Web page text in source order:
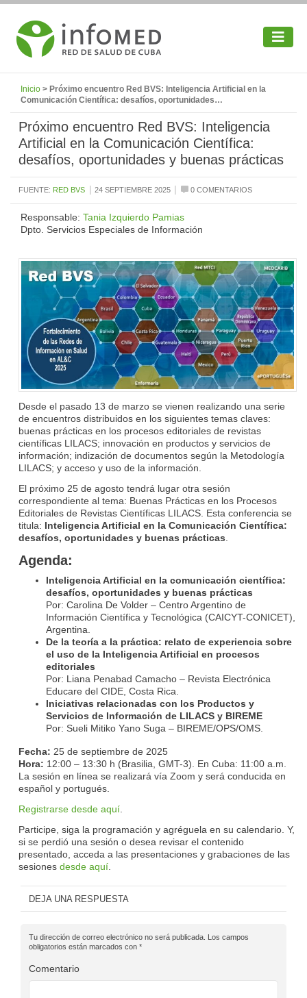
Inicio > Próximo encuentro Red BVS: Inteligencia Artificial en la
Comunicación Científica: desafíos, oportunidades…
Próximo encuentro Red BVS: Inteligencia
Artificial en la Comunicación Científica:
desafíos, oportunidades y buenas prácticas
FUENTE: RED BVS | 24 SEPTIEMBRE 2025 | 0 COMENTARIOS
Responsable: Tania Izquierdo Pamias
Dpto. Servicios Especiales de Información
Desde el pasado 13 de marzo se vienen realizando una serie
de encuentros distribuidos en los siguientes temas claves:
buenas prácticas en los procesos editoriales de revistas
científicas LILACS; innovación en productos y servicios de
información; indización de documentos según la Metodología
LILACS; y acceso y uso de la información.
El próximo 25 de agosto tendrá lugar otra sesión
correspondiente al tema: Buenas Prácticas en los Procesos
Editoriales de Revistas Científicas LILACS. Esta conferencia se
titula: Inteligencia Artificial en la Comunicación Científica:
desafíos, oportunidades y buenas prácticas
Agenda:
Inteligencia Artificial en la comunicación científica:
desafíos, oportunidades y buenas prácticas
Por: Carolina De Volder – Centro Argentino de
Información Científica y Tecnológica (CAICYT-CONICET),
Argentina.
De la teoría a la práctica: relato de experiencia sobre
el uso de la Inteligencia Artificial en procesos
editoriales
Por: Liana Penabad Camacho – Revista Electrónica
Educare del CIDE, Costa Rica.
Iniciativas relacionadas con los Productos y
Servicios de Información de LILACS y BIREME
Por: Sueli Mitiko Yano Suga – BIREME/OPS/OMS.
Fecha: 25 de septiembre de 2025
Hora: 12:00 – 13:30 h (Brasilia, GMT-3). En Cuba: 11:00 a.m.
La sesión en línea se realizará vía Zoom y será conducida en
español y portugués.
Registrarse desde aquí
Participe, siga la programación y agréguela en su calendario. Y,
si se perdió una sesión o desea revisar el contenido
presentado, acceda a las presentaciones y grabaciones de las
sesiones desde aquí
DEJA UNA RESPUESTA
Tu dirección de correo electrónico no será publicada. Los campos
obligatorios están marcados con *
Comentario